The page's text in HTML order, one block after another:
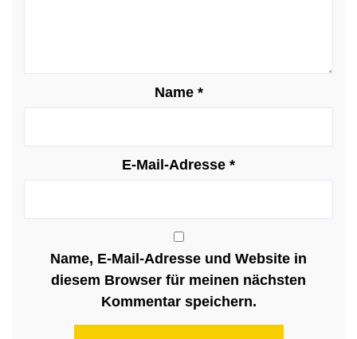
Name *
E-Mail-Adresse *
Name, E-Mail-Adresse und Website in
diesem Browser für meinen nächsten
Kommentar speichern.